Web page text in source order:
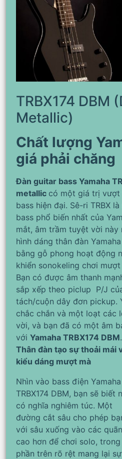
TRBX174 DBM
Metallic)
Chất lượng
giá phải chăng
Đàn guitar bass Yamaha
metallic có một giá trị
bass hiện đại. Sê-ri TRBX
bass phổ biến nhất của
mắt, âm trầm tuyệt vời này
hình dáng thân đàn
bằng gỗ phong hoạt động
khiển sonokeling chơi mượt
Bạn có được âm thanh
sắp xếp theo piclup P/J
tách/cuộn dây đơn pickup.
chắc chắn và một loạt các
vời, và bạn đã có một âm
với Yamaha TRBX174 DBM.
Thân đàn tạo sự thoải mái
kiểu dáng mượt mà
Nhìn vào bass điện Yamaha
TRBX174 DBM, bạn sẽ biết
có nghĩa nghiêm túc. Một
đường cắt sâu cho phép
với sâu xuống vào các
cao hơn để chơi solo, trong
phần trên rõ rệt mang lại